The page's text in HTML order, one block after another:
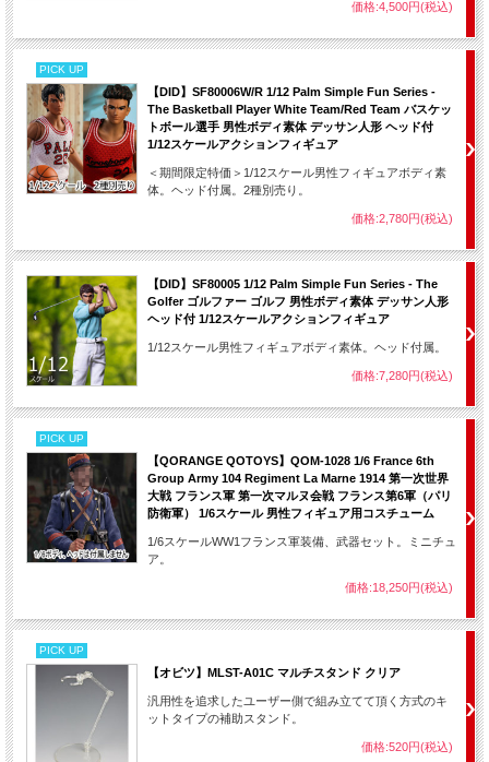
価格:4,500円(税込)
PICK UP
【DID】SF80006W/R 1/12 Palm Simple Fun Series -
The Basketball Player White Team/Red Team バスケッ
トボール選手 男性ボディ素体 デッサン人形 ヘッド付
1/12スケールアクションフィギュア
＜期間限定特価＞1/12スケール男性フィギュアボディ素
体。ヘッド付属。2種別売り。
価格:2,780円(税込)
【DID】SF80005 1/12 Palm Simple Fun Series - The
Golfer ゴルファー ゴルフ 男性ボディ素体 デッサン人形
ヘッド付 1/12スケールアクションフィギュア
1/12スケール男性フィギュアボディ素体。ヘッド付属。
価格:7,280円(税込)
PICK UP
【QORANGE QOTOYS】QOM-1028 1/6 France 6th
Group Army 104 Regiment La Marne 1914 第一次世界
大戦 フランス軍 第一次マルヌ会戦 フランス第6軍（パリ
防衛軍） 1/6スケール 男性フィギュア用コスチューム
1/6スケールWW1フランス軍装備、武器セット。ミニチュ
ア。
価格:18,250円(税込)
PICK UP
【オビツ】MLST-A01C マルチスタンド クリア
汎用性を追求したユーザー側で組み立てて頂く方式のキ
ットタイプの補助スタンド。
価格:520円(税込)